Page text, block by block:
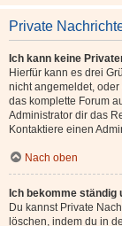
Private
Ich kann keine
Hierfür kann es drei
nicht angemeldet,
das komplette Forum
Administrator dir das
Kontaktiere einen
Nach oben
Ich bekomme
Du kannst Private
löschen, indem du in